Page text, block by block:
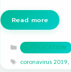
Read more
Categories
APPLICATION
Tags
coronavirus 2019,